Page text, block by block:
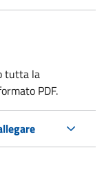
tutta la
PDF.